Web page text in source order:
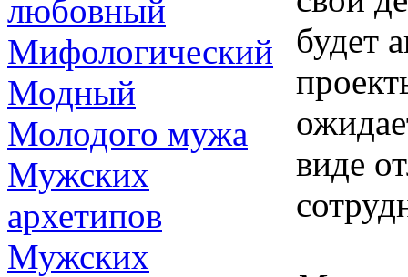
любовный
Мифологический
Модный
Молодого мужа
Мужских
архетипов
Мужских
будет
виде